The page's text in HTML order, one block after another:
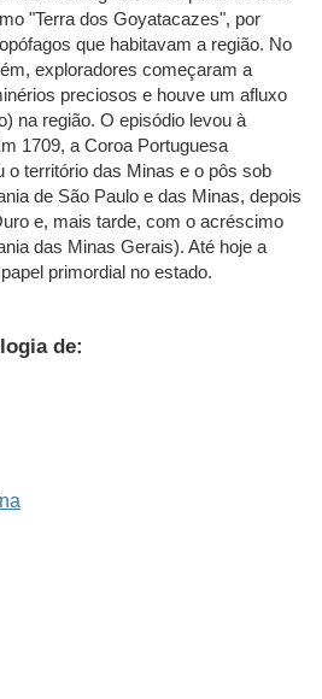
"Terra dos Goyatacazes", por
que habitavam a região. No
exploradores começaram a
preciosos e houve um afluxo
na região. O episódio levou à
1709, a Coroa Portuguesa
o território das Minas e o pôs sob
de São Paulo e das Minas, depois
e, mais tarde, com o acréscimo
das Minas Gerais). Até hoje a
primordial no estado.
de: